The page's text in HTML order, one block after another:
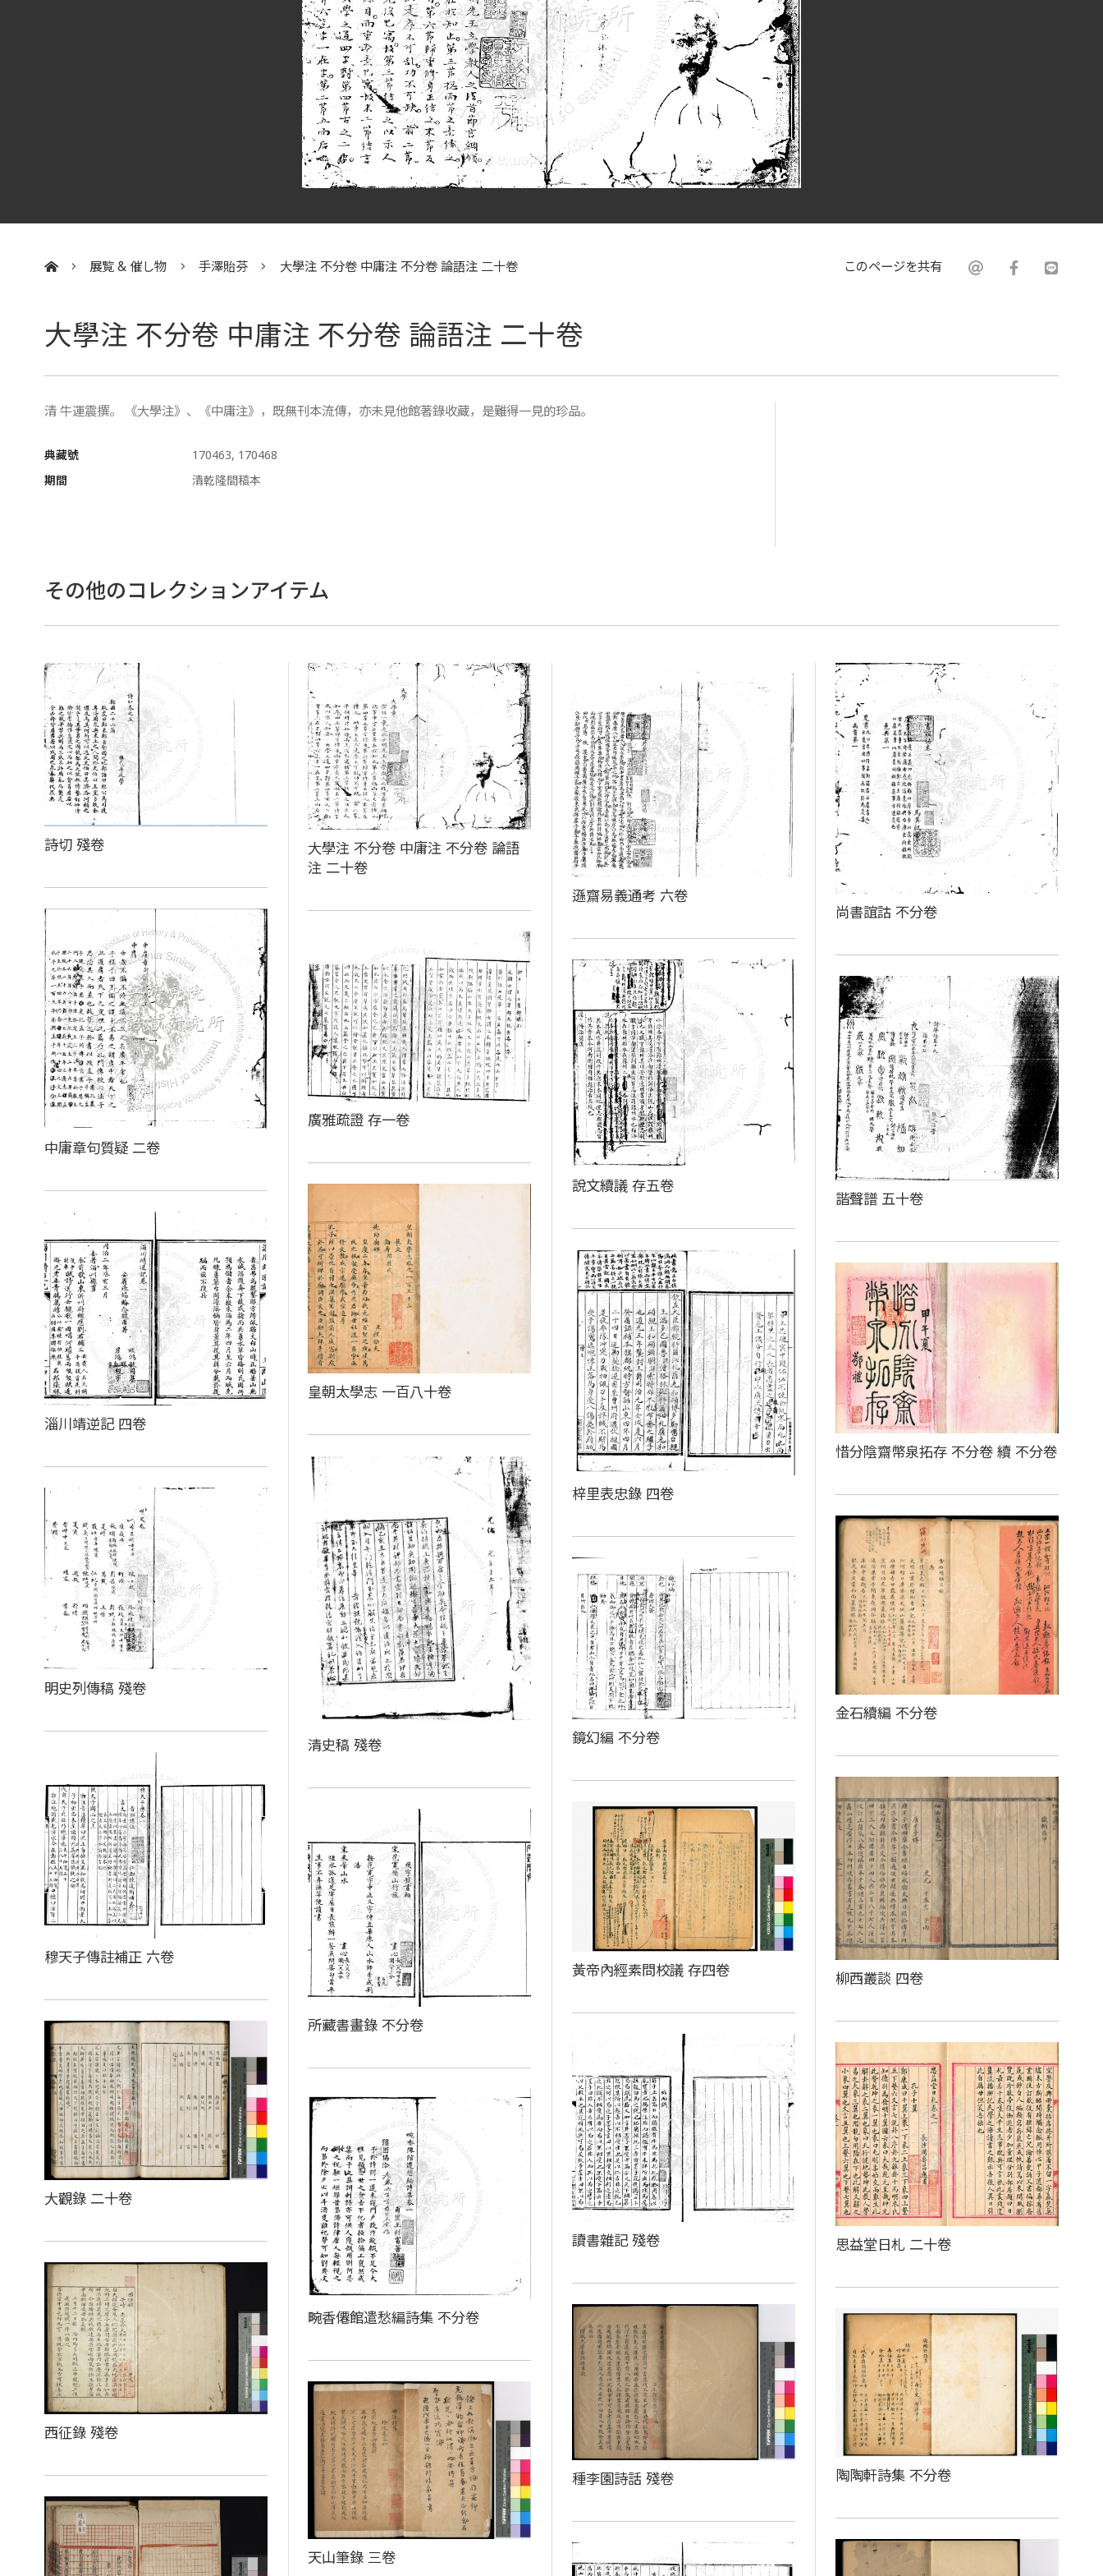
展覧 & 催し物 手澤貽芬 大學注 不分卷 中庸注 不分卷 論語注 二十卷 このページを共有
大學注 不分卷 中庸注 不分卷 論語注 二十卷
清 牛運震撰。 《大學注》、《中庸注》，既無刊本流傳，亦未見他館著錄收藏，是難得一見的珍品。
典藏號
170463, 170468
期間
清乾隆間稿本
その他のコレクションアイテム
詩切 殘卷
大學注 不分卷 中庸注 不分卷 論語
注 二十卷
遜齋易義通考 六卷
尚書誼詁 不分卷
中庸章句質疑 二卷
廣雅疏證 存一卷
說文續議 存五卷
諧聲譜 五十卷
皇朝太學志 一百八十卷
淄川靖逆記 四卷
梓里表忠錄 四卷
惜分陰齋幣泉拓存 不分卷 續 不分卷
清史稿 殘卷
明史列傳稿 殘卷
金石續編 不分卷
鏡幻編 不分卷
穆天子傳註補正 六卷
柳西叢談 四卷
黃帝內經素問校議 存四卷
所藏書畫錄 不分卷
大觀錄 二十卷
讀書雜記 殘卷 思益堂日札 二十卷
畹香僊館遣愁編詩集 不分卷
西征錄 殘卷
種李園詩話 殘卷 陶陶軒詩集 不分卷
天山筆錄 三卷